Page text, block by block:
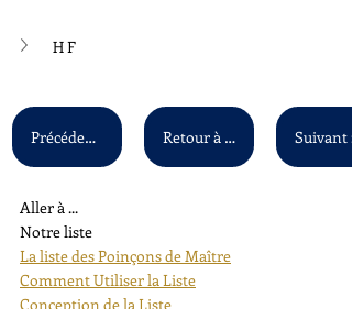
H F
Précédent : G V - G Z Retour à la liste principale
Aller à ...
Notre liste
La liste des Poinçons de Maître
Comment Utiliser la Liste
Conception de la Liste